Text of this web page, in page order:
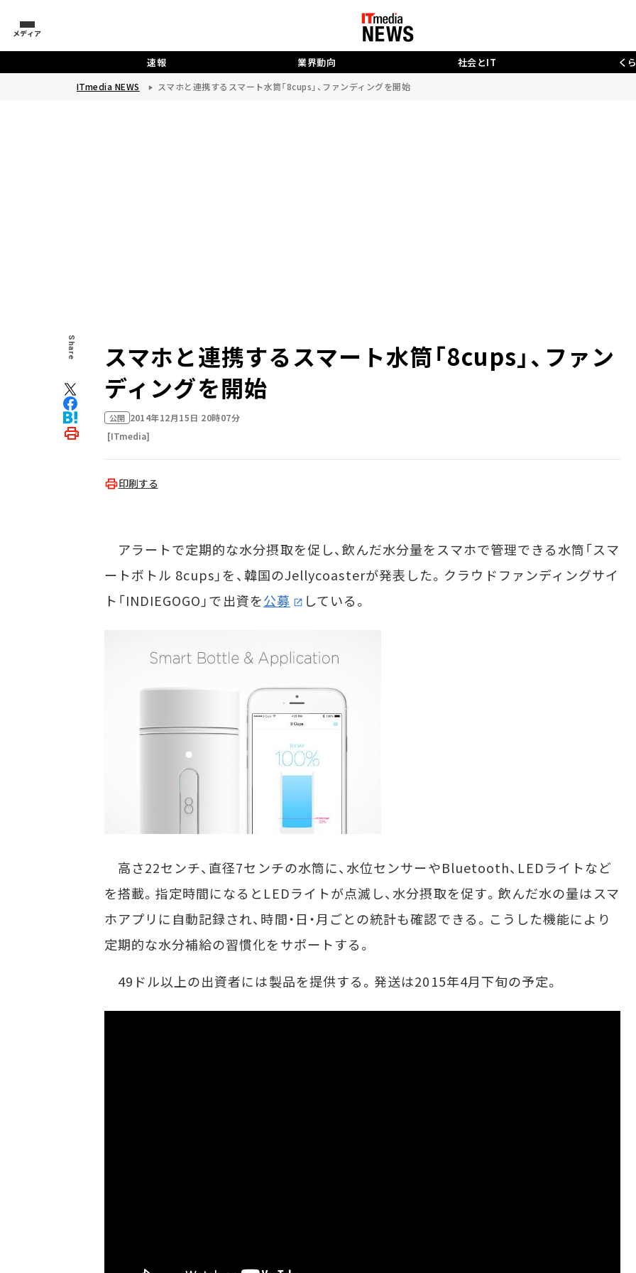
メディア
速報 業界動向 社会とIT く
ITmedia NEWS スマホと連携するスマート水筒「8cups」、ファンディングを開始
Share
スマホと連携するスマート水筒「8cups」、ファン
ディングを開始
公開 2014年12月15日 20時07分
[ITmedia]
印刷する
アラートで定期的な水分摂取を促し、飲んだ水分量をスマホで管理できる水筒「スマ
ートボトル 8cups」を、韓国のJellycoasterが発表した。クラウドファンディングサイ
ト「INDIEGOGO」で出資を公募 している。
高さ22センチ、直径7センチの水筒に、水位センサーやBluetooth、LEDライトなど
を搭載。指定時間になるとLEDライトが点滅し、水分摂取を促す。飲んだ水の量はスマ
ホアプリに自動記録され、時間・日・月ごとの統計も確認できる。こうした機能により
定期的な水分補給の習慣化をサポートする。
49ドル以上の出資者には製品を提供する。発送は2015年4月下旬の予定。